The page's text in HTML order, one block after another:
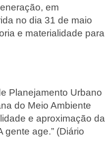
em
no dia 31 de maio
e materialidade para
Planejamento Urbano
do Meio Ambiente
e aproximação da
gente age.” (Diário